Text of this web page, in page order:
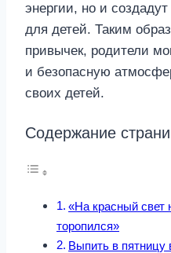
энергии, но и
для детей. Таким
привычек, родители
и безопасную
своих детей.
Содержание
«На красный свет
торопился»
Выпить в пятницу